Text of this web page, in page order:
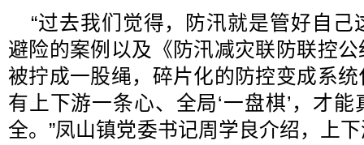
“过去我们觉得，防汛就是管好自
避险的案例以及《防汛减灾联防联控
被拧成一股绳，碎片化的防控变成系
有上下游一条心、全局‘一盘棋’，才
全。”凤山镇党委书记周学良介绍，上